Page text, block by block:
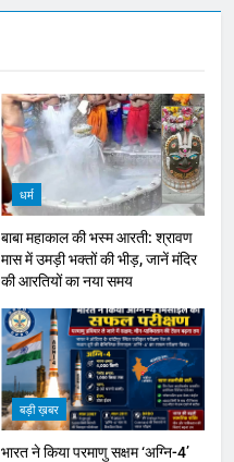
धर्म
बाबा महाकाल की भस्म आरती: श्रावण
मास में उमड़ी भक्तों की भीड़, जानें मंदिर
की आरतियों का नया समय
बड़ी ख़बर
भारत ने किया परमाणु सक्षम ‘अग्नि-4’